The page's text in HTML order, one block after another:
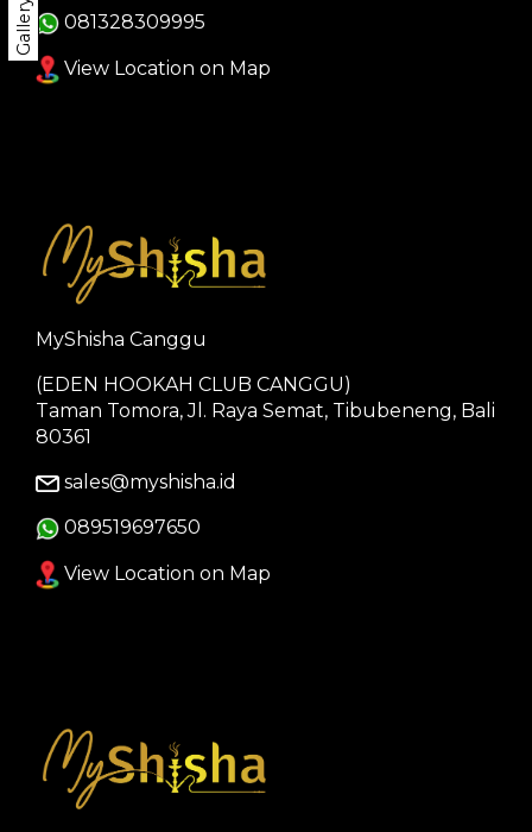
Gallery 081328309995
View Location on Map
MyShisha Canggu
(EDEN HOOKAH CLUB CANGGU)
Taman Tomora, Jl. Raya Semat, Tibubeneng, Bali
80361
sales@myshisha.id
089519697650
View Location on Map